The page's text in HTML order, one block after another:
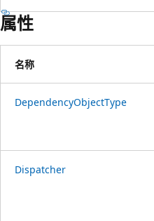
属性
名称
DependencyObjectType
Dispatcher